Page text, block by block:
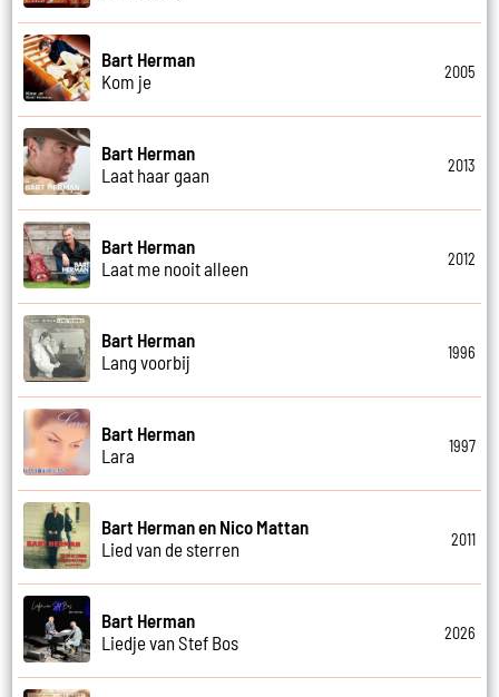
Bart Herman
Kom je
2005
Bart Herman
Laat haar gaan
2013
Bart Herman
Laat me nooit alleen
2012
Bart Herman
Lang voorbij
1996
Bart Herman
Lara
1997
Bart Herman en Nico Mattan
Lied van de sterren
2011
Bart Herman
Liedje van Stef Bos
2026